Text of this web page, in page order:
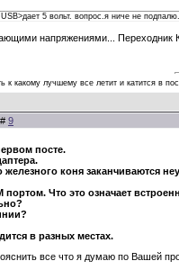
5 вольт. вопрос.я ниче не
напряжениями... Переходник
какому лучшему все летит и катится в
9
посте.
коня заканчиваются
Что это означает
в разных местах.
все что я думаю по Вашей